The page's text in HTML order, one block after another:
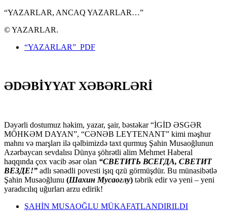
“YAZARLAR, ANCAQ YAZARLAR…”
© YAZARLAR.
“YAZARLAR” PDF
ƏDƏBİYYAT XƏBƏRLƏRİ
Dəyərli dostumuz həkim, yazar, şair, bəstəkar “İGİD ƏSGƏR
MÖHKƏM DAYAN”, “CƏNƏB LEYTENANT” kimi məşhur
mahnı və marşları ilə qəlbimizdə taxt qurmuş Şahin Musaoğlunun
Azərbaycan sevdalısı Dünya şöhrətli alim Mehmet Haberal
haqqında çox vacib əsər olan “СВЕТИТЬ ВСЕГДА, СВЕТИТ
ВЕЗДЕ!” adlı sənədli povesti işıq qzü görmüşdür. Bu münasibətlə
Şahin Musaoğlunu (Шахин Мусаоглу) təbrik edir və yeni – yeni
yaradıcılıq uğurları arzu edirik!
ŞAHİN MUSAOĞLU MÜKAFATLANDIRILDI